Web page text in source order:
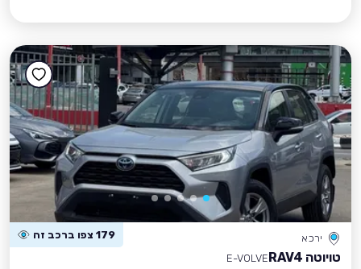
ירכא 179 צפו ברכב זה
טויוטה RAV4
E-VOLVE